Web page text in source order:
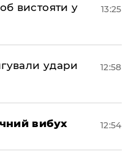
вистояти у
13:25
удари
12:58
вибух 12:54